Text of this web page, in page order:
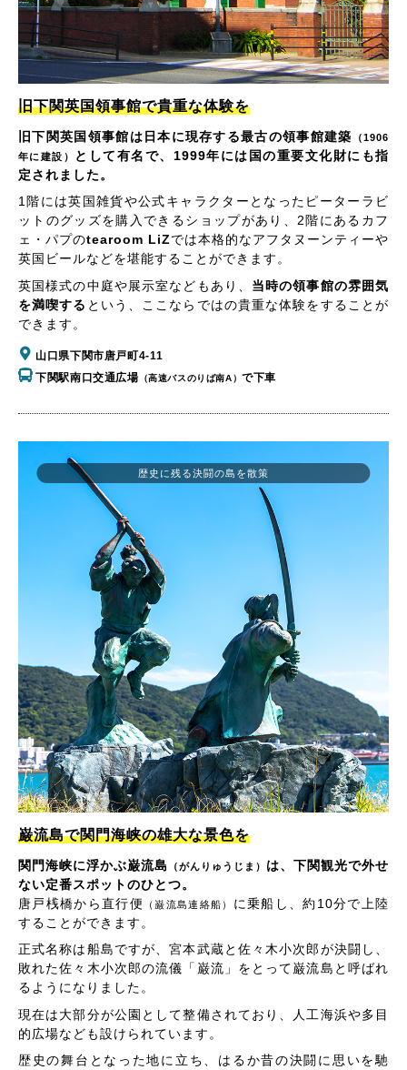
旧下関英国領事館で貴重な体験を
旧下関英国領事館は日本に現存する最古の領事館建築
（1906
年に建設）
として有名で、1999年には国の重要文化財にも指
定されました。
1階には英国雑貨や公式キャラクターとなったピーターラビ
ットのグッズを購入できるショップがあり、2階にあるカフ
ェ・パプのtearoom LiZでは本格的なアフタヌーンティーや
英国ビールなどを堪能することができます。
英国様式の中庭や展示室などもあり、 当時の領事館の雰囲気
を満喫する という、ここならではの貴重な体験をすることが
できます。
山口県下関市唐戸町4-11
下関駅南口交通広場 （高速バスのりば南A）で下車
歴史に残る決闘の島を散策
巌流島で関門海峡の雄大な景色を
関門海峡に浮かぶ巌流島 （がんりゅうじま） は、下関観光で外せ
ない定番スポットのひとつ。
唐戸桟橋から直行便
（巌流島連絡船）
に乗船し、約10分で上陸
することができます。
正式名称は船島ですが、宮本武蔵と佐々木小次郎が決闘し、
敗れた佐々木小次郎の流儀「巌流」をとって巌流島と呼ばれ
るようになりました。
現在は大部分が公園として整備されており、人工海浜や多目
的広場なども設けられています。
歴史の舞台となった地に立ち、はるか昔の決闘に思いを馳